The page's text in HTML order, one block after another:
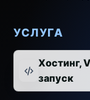
УСЛУГА
Хостинг,
запуск